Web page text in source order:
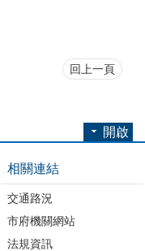
回上一頁
開啟
相關連結
交通路況
市府機關網站
法規資訊